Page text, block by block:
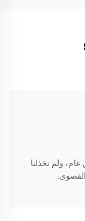
ولم تخذلنا